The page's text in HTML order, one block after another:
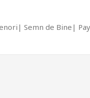
Semn de Bine